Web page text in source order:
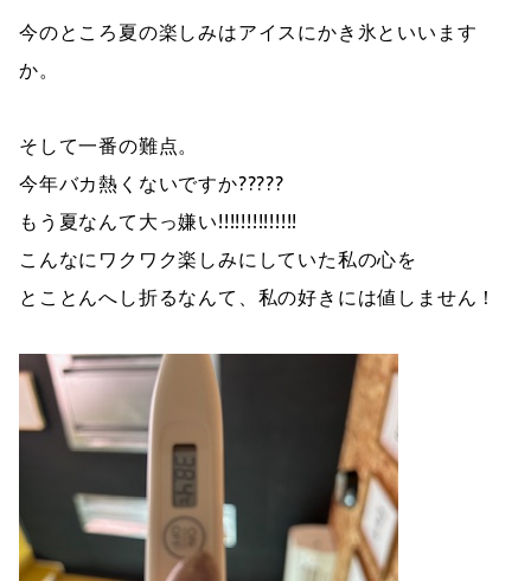
今のところ夏の楽しみはアイスにかき氷といいます
か。
そして一番の難点。
今年バカ熱くないですか?????
もう夏なんて大っ嫌い!!!!!!!!!!!!!!
こんなにワクワク楽しみにしていた私の心を
とことんへし折るなんて、私の好きには値しません！